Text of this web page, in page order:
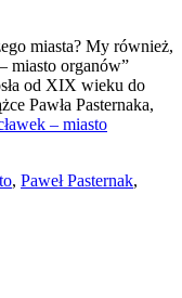
miasta? My również,
miasto organów”
od XIX wieku do
Pawła Pasternaka,
– miasto
, Paweł Pasternak,